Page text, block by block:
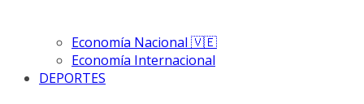
Economía Nacional 🇻🇪
Economía Internacional
DEPORTES